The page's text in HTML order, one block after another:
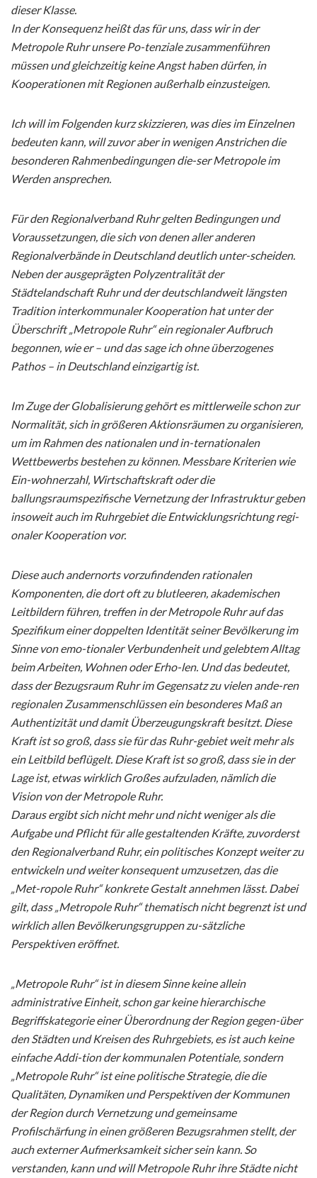
dieser Klasse.
In der Konsequenz heißt das für uns, dass wir in der
Metropole Ruhr unsere Po-tenziale zusammenführen
müssen und gleichzeitig keine Angst haben dürfen, in
Kooperationen mit Regionen außerhalb einzusteigen.
Ich will im Folgenden kurz skizzieren, was dies im Einzelnen
bedeuten kann, will zuvor aber in wenigen Anstrichen die
besonderen Rahmenbedingungen die-ser Metropole im
Werden ansprechen.
Für den Regionalverband Ruhr gelten Bedingungen und
Voraussetzungen, die sich von denen aller anderen
Regionalverbände in Deutschland deutlich unter-scheiden.
Neben der ausgeprägten Polyzentralität der
Städtelandschaft Ruhr und der deutschlandweit längsten
Tradition interkommunaler Kooperation hat unter der
Überschrift „Metropole Ruhr“ ein regionaler Aufbruch
begonnen, wie er – und das sage ich ohne überzogenes
Pathos – in Deutschland einzigartig ist.
Im Zuge der Globalisierung gehört es mittlerweile schon zur
Normalität, sich in größeren Aktionsräumen zu organisieren,
um im Rahmen des nationalen und in-ternationalen
Wettbewerbs bestehen zu können. Messbare Kriterien wie
Ein-wohnerzahl, Wirtschaftskraft oder die
ballungsraumspezifische Vernetzung der Infrastruktur geben
insoweit auch im Ruhrgebiet die Entwicklungsrichtung regi-
onaler Kooperation vor.
Diese auch andernorts vorzufindenden rationalen
Komponenten, die dort oft zu blutleeren, akademischen
Leitbildern führen, treffen in der Metropole Ruhr auf das
Spezifikum einer doppelten Identität seiner Bevölkerung im
Sinne von emo-tionaler Verbundenheit und gelebtem Alltag
beim Arbeiten, Wohnen oder Erho-len. Und das bedeutet,
dass der Bezugsraum Ruhr im Gegensatz zu vielen ande-ren
regionalen Zusammenschlüssen ein besonderes Maß an
Authentizität und damit Überzeugungskraft besitzt. Diese
Kraft ist so groß, dass sie für das Ruhr-gebiet weit mehr als
ein Leitbild beflügelt. Diese Kraft ist so groß, dass sie in der
Lage ist, etwas wirklich Großes aufzuladen, nämlich die
Vision von der Metropole Ruhr.
Daraus ergibt sich nicht mehr und nicht weniger als die
Aufgabe und Pflicht für alle gestaltenden Kräfte, zuvorderst
den Regionalverband Ruhr, ein politisches Konzept weiter zu
entwickeln und weiter konsequent umzusetzen, das die
„Met-ropole Ruhr“ konkrete Gestalt annehmen lässt. Dabei
gilt, dass „Metropole Ruhr“ thematisch nicht begrenzt ist und
wirklich allen Bevölkerungsgruppen zu-sätzliche
Perspektiven eröffnet.
„Metropole Ruhr“ ist in diesem Sinne keine allein
administrative Einheit, schon gar keine hierarchische
Begriffskategorie einer Überordnung der Region gegen-über
den Städten und Kreisen des Ruhrgebiets, es ist auch keine
einfache Addi-tion der kommunalen Potentiale, sondern
„Metropole Ruhr“ ist eine politische Strategie, die die
Qualitäten, Dynamiken und Perspektiven der Kommunen
der Region durch Vernetzung und gemeinsame
Profilschärfung in einen größeren Bezugsrahmen stellt, der
auch externer Aufmerksamkeit sicher sein kann. So
verstanden, kann und will Metropole Ruhr ihre Städte nicht